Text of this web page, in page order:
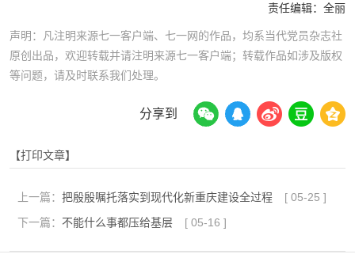
责任编辑： 全丽
声明：凡注明来源七一客户端、七一网的作品，均系当代党员杂志社
原创出品，欢迎转载并请注明来源七一客户端；转载作品如涉及版权
等问题，请及时联系我们处理。
分享到
【打印文章】
上一篇： 把殷殷嘱托落实到现代化新重庆建设全过程 [ 05-25 ]
下一篇： 不能什么事都压给基层 [ 05-16 ]